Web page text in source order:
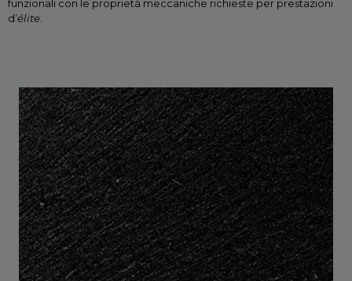
funzionali con le proprietà meccaniche richieste per prestazioni
d’élite